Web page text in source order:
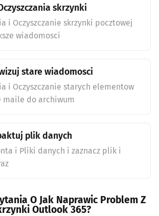
skrzynki
i Oczyszczanie skrzynki pocztowej
wiadomosci
stare wiadomosci
i Oczyszczanie starych elementow
maile do archiwum
plik danych
i Pliki danych i zaznacz plik i
O Jak Naprawic Problem Z
Outlook 365?